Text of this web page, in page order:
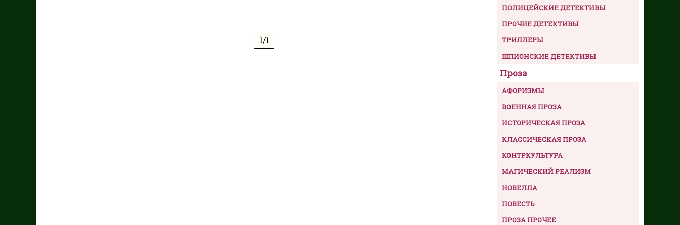
1/1
ПОЛИЦЕЙСКИЕ ДЕТЕКТИВЫ
ПРОЧИЕ ДЕТЕКТИВЫ
ТРИЛЛЕРЫ
ШПИОНСКИЕ ДЕТЕКТИВЫ
Проза
АФОРИЗМЫ
ВОЕННАЯ ПРОЗА
ИСТОРИЧЕСКАЯ ПРОЗА
КЛАССИЧЕСКАЯ ПРОЗА
КОНТРКУЛЬТУРА
МАГИЧЕСКИЙ РЕАЛИЗМ
НОВЕЛЛА
ПОВЕСТЬ
ПРОЗА ПРОЧЕЕ